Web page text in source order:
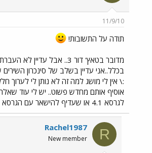
11/9/10
תודה על התשובות!
מדובר בטאץ' דור 3.. אבל
בכלל..אני עדיין בשלב של סינכרון
:\ אין לי מושג למה זה לא נותן לי לערוך
אוסיף אותם מחדש פשוט.. יש לי עוד
לגרסא 4.1 או שעדיף להישאר עם הגרסא הקיימת?
R
Rachel1987
New member